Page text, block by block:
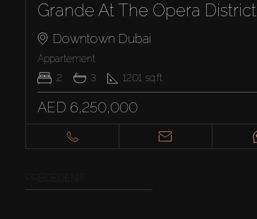
Grande At The Opera District
Downtown Dubai
Appartement
2
3 1201 sq.ft
AED 6,250,000